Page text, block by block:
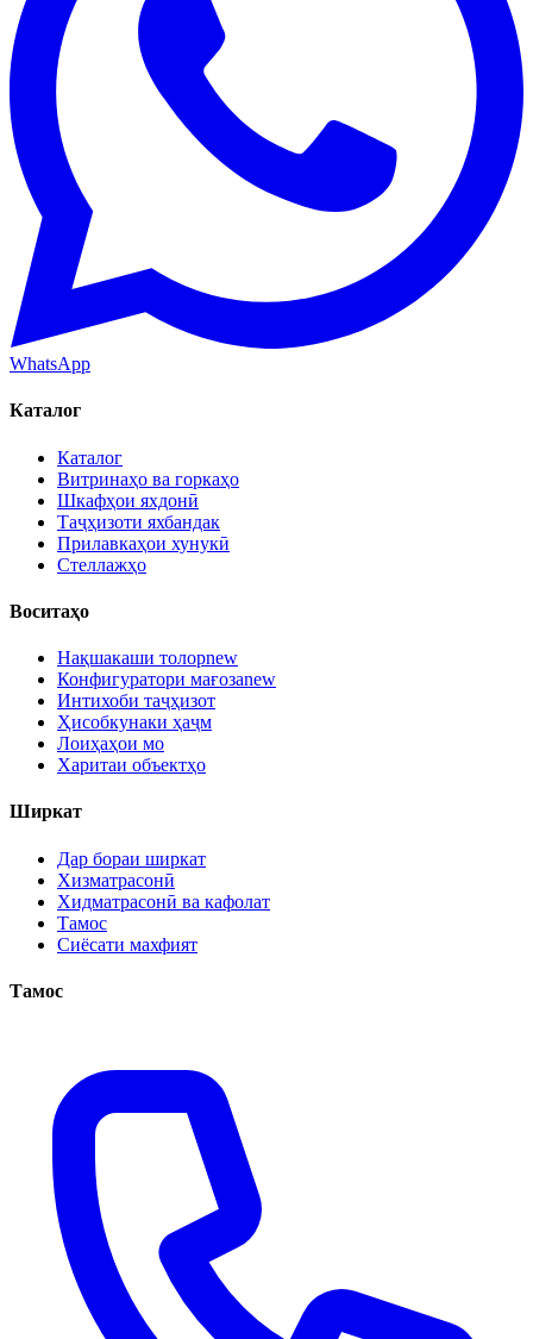
WhatsApp
Каталог
Каталог
Витринаҳо ва горкаҳо
Шкафҳои яхдонӣ
Таҷҳизоти яхбандак
Прилавкаҳои хунукӣ
Стеллажҳо
Воситаҳо
Нақшакаши толорnew
Конфигуратори мағозаnew
Интихоби таҷҳизот
Ҳисобкунаки ҳаҷм
Лоиҳаҳои мо
Харитаи объектҳо
Ширкат
Дар бораи ширкат
Хизматрасонӣ
Хидматрасонӣ ва кафолат
Тамос
Сиёсати махфият
Тамос